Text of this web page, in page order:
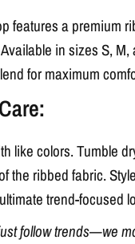
features a premium
in sizes S,
for maximum
like colors. Tumble
the ribbed fabric.
trend-focused
follow trends—we